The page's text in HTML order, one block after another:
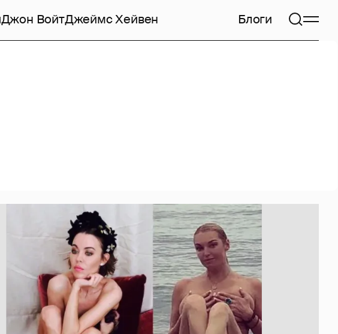
Джон ВойтДжеймс Хейвен Блоги